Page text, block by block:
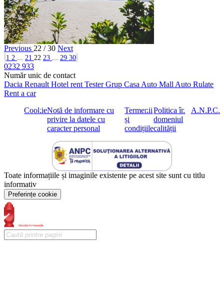
Previous 22 / 30 Next
1 2 ... 21 22 23 ... 29 30
0232 933
Număr unic de contact
Dacia RenaultHotel rentTester Grup Casa Auto Mall Auto Rulate
Rent a car
CookieNotă de informare cu
privire la datele cu
caracter personal
Termenii
și
condițiile
Politica în
domeniul
calității
A.N.P.C.
Toate informațiile și imaginile existente pe acest site sunt cu titlu
informativ
Preferințe cookie